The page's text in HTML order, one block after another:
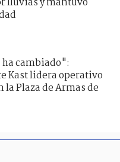
cambiado":
Kast lidera operativo
Plaza de Armas de